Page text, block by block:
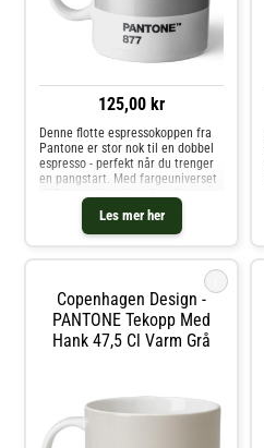
125,00 kr
Les mer her
Denne flotte espressokoppen fra
Pantone er stor nok til en dobbel
espresso - perfekt når du trenger
en pangstart. Med fargeuniverset
til Pantone kan du velge din
personlige farge til
favorittkoppen. Hver kopp er i
fineste benporselen.
Copenhagen Design -
PANTONE Tekopp Med
Hank 47,5 Cl Varm Grå